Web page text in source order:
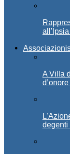
A Villa
degenti